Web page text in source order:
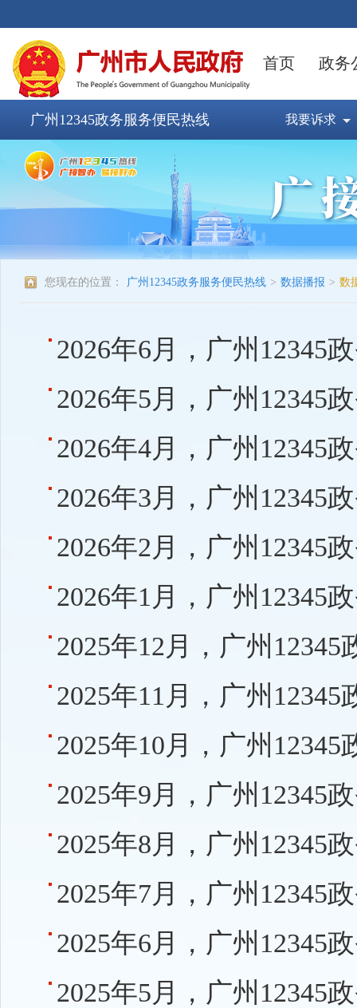
广州12345政务服务便民热线 我要诉求
您现在的位置： 广州12345政务服务便民热线 > 数据播报 > 数
2026年6月，广州12345
2026年5月，广州12345
2026年4月，广州12345
2026年3月，广州12345
2026年2月，广州12345
2026年1月，广州12345
2025年12月，广州
2025年11月，广州
2025年10月，广州
2025年9月，广州12345
2025年8月，广州12345
2025年7月，广州12345
2025年6月，广州12345
2025年5月，广州12345